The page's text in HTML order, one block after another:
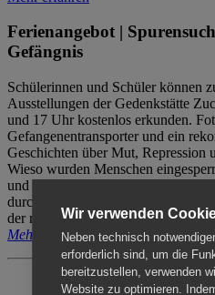
Ferienangebot |
Gefängnis
Schülerinnen und Schüler können
Ausstellungen der Gedenkstätte
und 17 Uhr kostenlos erkunden.
Gefangenentransporter und ein
Geschichten über Mut,
Wieso wurden Menschen
und nach der Haft? Der Besuch
durch das
der reguläre Eintritt (8€ / ermäßigt
Mehr erfahren
Wir verwenden
Neben technisch
erforderlich sind, um die
bereitzustellen, verwenden
Website zu optimieren.